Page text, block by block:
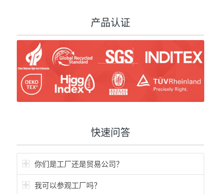
产品认证
快速问答
你们是工厂还是贸易公司？
我可以参观工厂吗？